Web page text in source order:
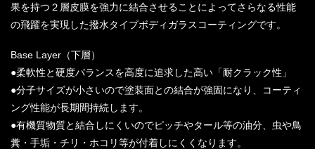
果を持つ２層皮膜を強力に結合させることによってさらなる性能
の飛躍を実現した撥水タイプボディガラスコーティングです。
Base Layer（下層）
●柔軟性と硬度バランスを高度に追求した高い「耐クラック性」
●分子サイズが小さいので塗装面との結合が強固になり、コーティ
ング性能が長期間持続します。
●有機質物質と結合しにくいのでピッチやタール等の油分、虫や鳥
糞・手垢・チリ・ホコリ等が付着しにくくなります。